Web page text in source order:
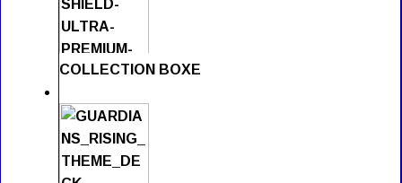
COLLECTION BOXE